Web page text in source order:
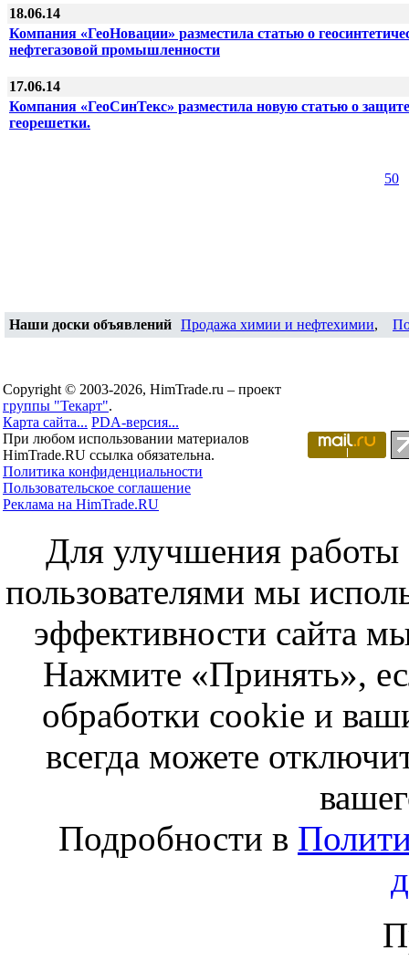
18.06.14
Компания «ГеоНовации» разместила статью о
нефтегазовой промышленности
17.06.14
Компания «ГеоСинТекс» разместила новую статью о
георешетки.
50
Наши доски объявлений Продажа химии и нефтехимии,
Copyright © 2003-2026, HimTrade.ru – проект
группы "Текарт".
Карта сайта... PDA-версия...
При любом использовании материалов
HimTrade.RU ссылка обязательна.
Политика конфиденциальности
Пользовательское соглашение
Реклама на HimTrade.RU
Для улучшения работы
пользователями мы
эффективности сайта
Нажмите «Принять»,
обработки cookie и
всегда можете
Подробности в